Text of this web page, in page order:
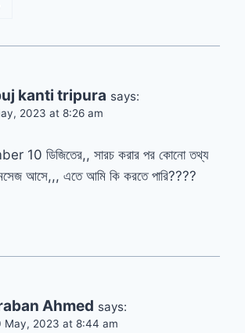
kanti tripura says:
2023 at 8:26 am
10 ডিজিতের,, সারচ করার পর কোনো তথ্য
মেসেজ আসে,,, এতে আমি কি করতে পারি????
Ahmed says:
May, 2023 at 8:44 am